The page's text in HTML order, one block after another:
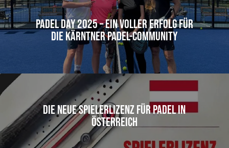
Padel Day 2025 – Ein voller Erfolg für
die Kärntner Padel-Community
Die neue Spielerlizenz für Padel in
Österreich